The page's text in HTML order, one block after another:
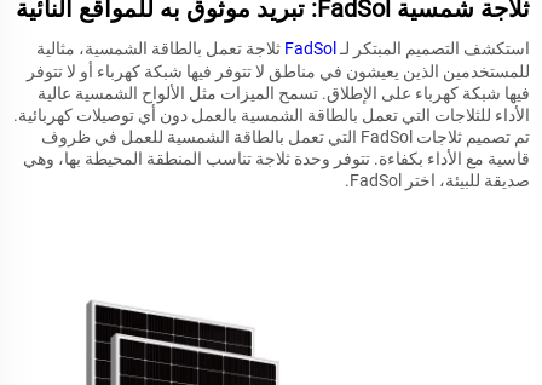
ثلاجة شمسية FadSol: تبريد موثوق به للمواقع النائية
استكشف التصميم المبتكر لـFadSolثلاجة تعمل بالطاقة الشمسية، مثالية
للمستخدمين الذين يعيشون في مناطق لا تتوفر فيها شبكة كهرباء أو لا تتوفر
فيها شبكة كهرباء على الإطلاق. تسمح الميزات مثل الألواح الشمسية عالية
الأداء للثلاجات التي تعمل بالطاقة الشمسية بالعمل دون أي توصيلات كهربائية.
تم تصميم ثلاجات FadSol التي تعمل بالطاقة الشمسية للعمل في ظروف
قاسية مع الأداء بكفاءة. تتوفر وحدة ثلاجة تناسب المنطقة المحيطة بها، وهي
صديقة للبيئة، اختر FadSol.